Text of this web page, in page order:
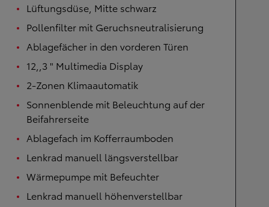
Lüftungsdüse, Mitte schwarz
Pollenfilter mit Geruchsneutralisierung
Ablagefächer in den vorderen Türen
12,,3 " Multimedia Display
2-Zonen Klimaautomatik
Sonnenblende mit Beleuchtung auf der
Beifahrerseite
Ablagefach im Kofferraumboden
Lenkrad manuell längsverstellbar
Wärmepumpe mit Befeuchter
Lenkrad manuell höhenverstellbar